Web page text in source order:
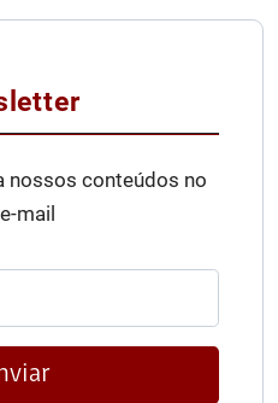
nossos conteúdos no
mail